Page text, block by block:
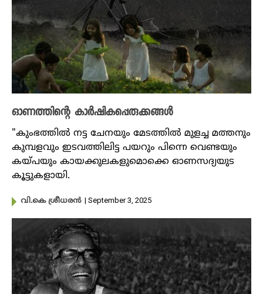
ഓണത്തിന്റെ കാർഷികപ്പെരുക്കങ്ങൾ
"കുംഭത്തിൽ നട്ട ചേനയും മേടത്തിൽ മുളച്ച മത്തനും
കുമ്പളവും ഇടവത്തിലിട്ട പയറും പിന്നെ വെണ്ടയും
കയ്പയും കായക്കുലകളുമൊക്കെ ഓണസദ്യയുട
കൂട്ടുകളായി.
വി.കെ ശ്രീധരൻ | September 3, 2025